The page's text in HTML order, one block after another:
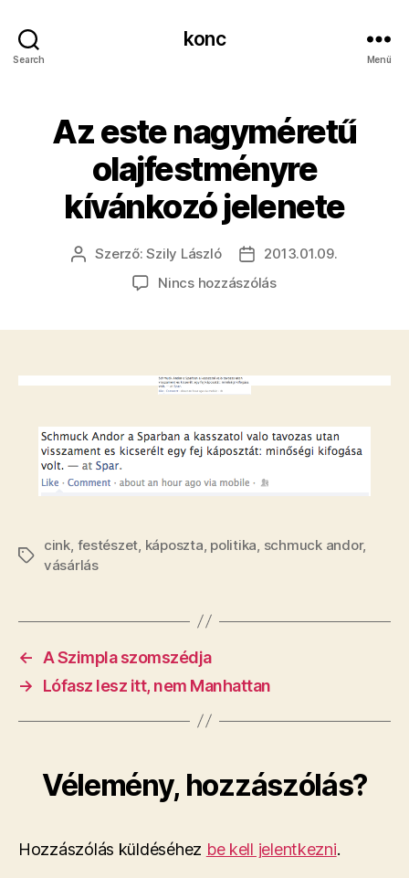
Search
konc
Menü
Az este nagyméretű
olajfestményre
kívánkozó jelenete
Bejegyzés
Szerző:Szily László
Bejegyzés
dátuma
2013.01.09.
Nincs hozzászólása(z)
kívánkozó
bejegyzéshez
Címkék
cink, festészet, káposzta, politika, schmuck andor,
vásárlás
←
A Szimpla szomszédja
→
Lófasz lesz itt, nem Manhattan
Vélemény, hozzászólás?
Hozzászólás küldéséhez be kell jelentkezni.